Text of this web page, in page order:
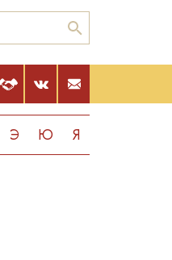
Э Ю Я